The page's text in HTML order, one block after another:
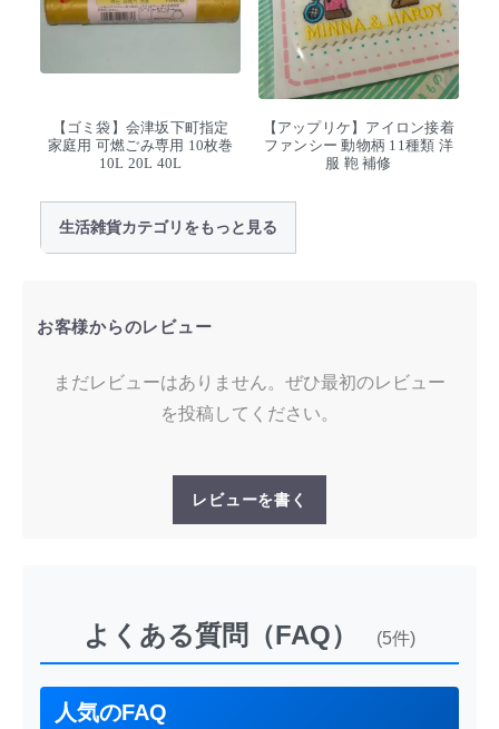
【ゴミ袋】会津坂下町指定
家庭用 可燃ごみ専用 10枚巻
10L 20L 40L
【アップリケ】アイロン接着
ファンシー 動物柄 11種類 洋
服 鞄 補修
生活雑貨カテゴリをもっと見る
お客様からのレビュー
まだレビューはありません。ぜひ最初のレビュー
を投稿してください。
レビューを書く
よくある質問（FAQ） (5件)
人気のFAQ